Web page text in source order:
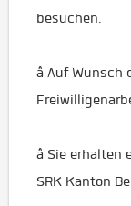
besuchen.
â Auf
â Sie
SRK Kanton